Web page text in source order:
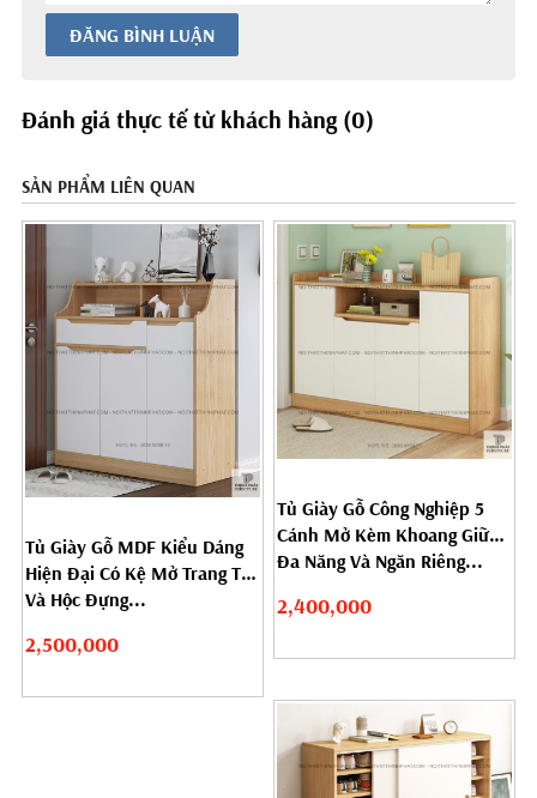
ĐĂNG BÌNH LUẬN
Đánh giá thực tế từ khách hàng (0)
SẢN PHẨM LIÊN QUAN
Tủ Giày Gỗ MDF Kiểu Dáng
Hiện Đại Có Kệ Mở Trang Trí
Và Hộc Đựng...
2,500,000
Tủ Giày Gỗ Công Nghiệp 5
Cánh Mở Kèm Khoang Giữa
Đa Năng Và Ngăn Riêng...
2,400,000